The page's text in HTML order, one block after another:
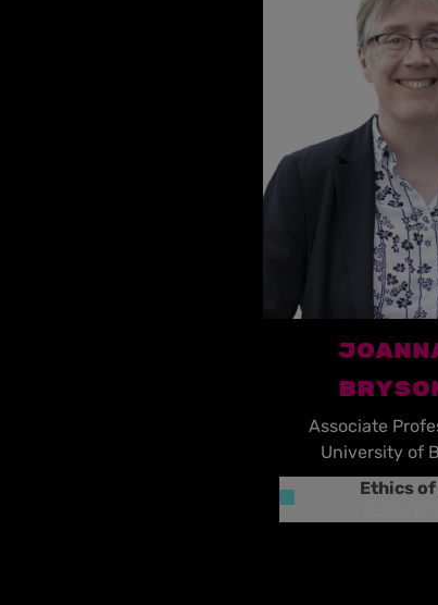
Associate
University of
Ethics of